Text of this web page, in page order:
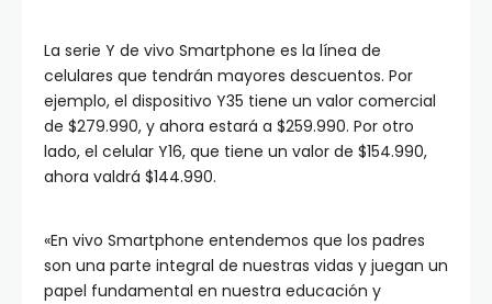
La serie Y de vivo Smartphone es la línea de
celulares que tendrán mayores descuentos. Por
ejemplo, el dispositivo Y35 tiene un valor comercial
de $279.990, y ahora estará a $259.990. Por otro
lado, el celular Y16, que tiene un valor de $154.990,
ahora valdrá $144.990.
«En vivo Smartphone entendemos que los padres
son una parte integral de nuestras vidas y juegan un
papel fundamental en nuestra educación y